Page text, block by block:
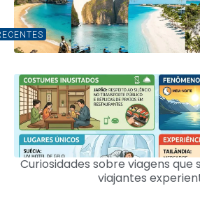
Curiosidades sobre viagens
viajantes